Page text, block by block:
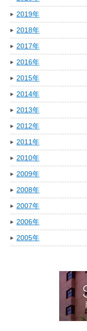
2019年
2018年
2017年
2016年
2015年
2014年
2013年
2012年
2011年
2010年
2009年
2008年
2007年
2006年
2005年